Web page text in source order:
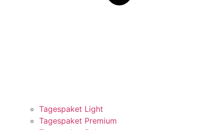
Tagespaket Light
Tagespaket Premium